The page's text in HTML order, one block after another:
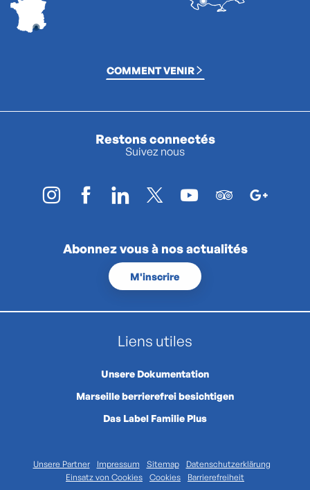
COMMENT VENIR
Restons connectés
Suivez nous
Abonnez vous à nos actualités
M'inscrire
Liens utiles
Unsere Dokumentation
Marseille berrierefrei besichtigen
Das Label Familie Plus
Unsere Partner Impressum Sitemap
Datenschutzerklärung
Einsatz von Cookies
Cookies Barrierefreiheit